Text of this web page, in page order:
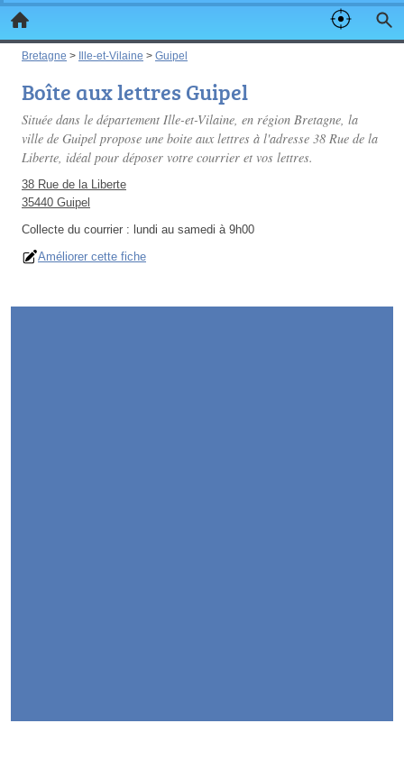
Bretagne > Ille-et-Vilaine > Guipel
Boîte aux lettres Guipel
Située dans le département Ille-et-Vilaine, en région Bretagne, la
ville de Guipel propose une boite aux lettres à l'adresse 38 Rue de la
Liberte, idéal pour déposer votre courrier et vos lettres.
38 Rue de la Liberte
35440 Guipel
Collecte du courrier : lundi au samedi à 9h00
Améliorer cette fiche